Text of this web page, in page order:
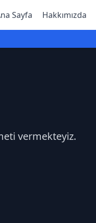
Sayfa Hakkımızda
vermekteyiz.